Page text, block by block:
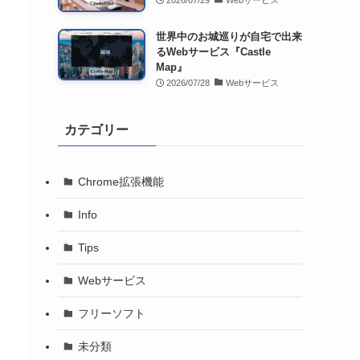
世界中のお城巡りが自宅で出来
るWebサービス『Castle
Map』
2026/07/28 Webサービス
カテゴリー
Chrome拡張機能
Info
Tips
Webサービス
フリーソフト
未分類